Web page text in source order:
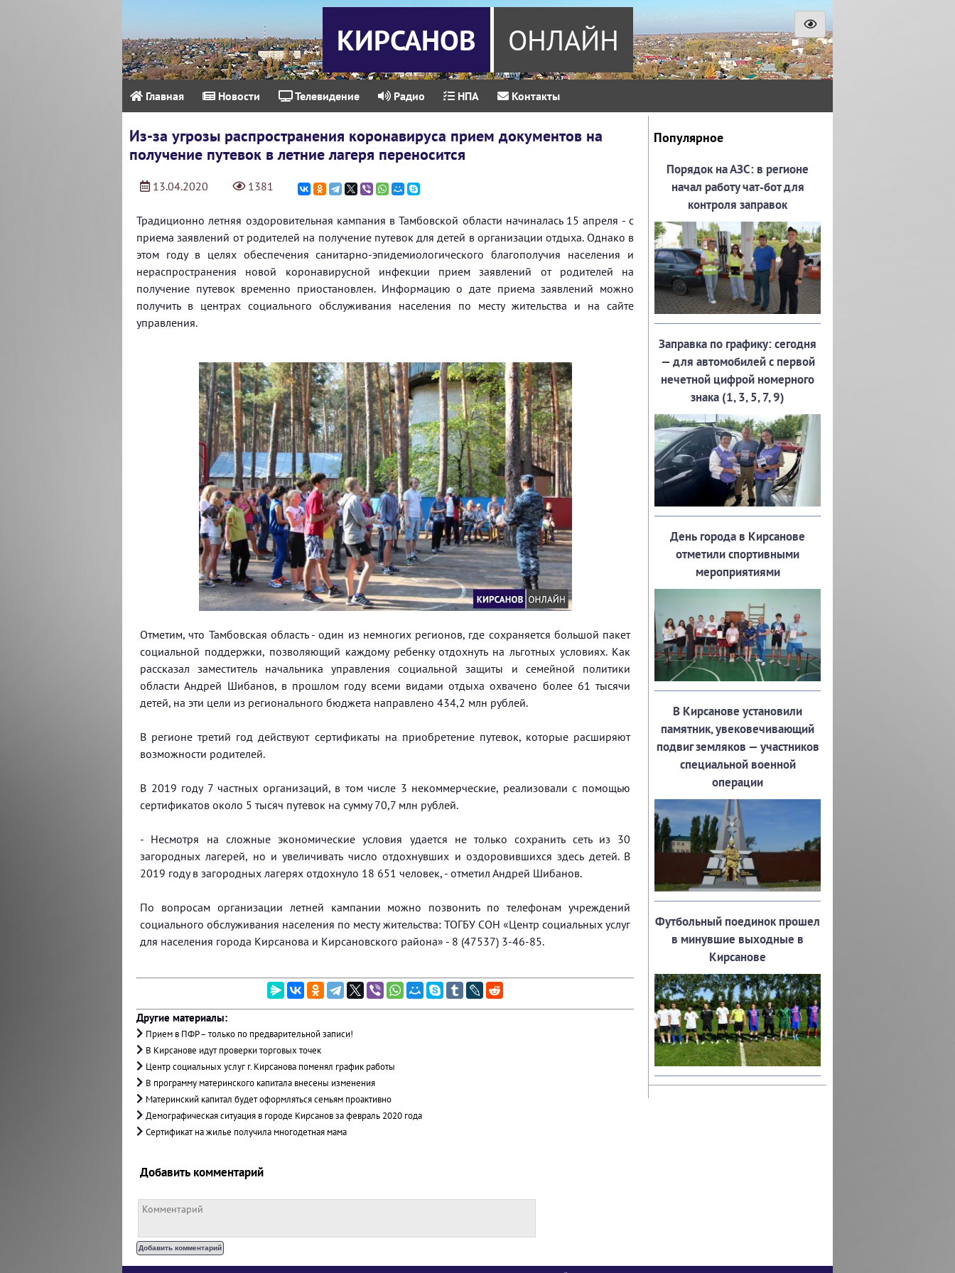
КИРСАНОВ ОНЛАЙН
Главная Новости Телевидение Радио НПА Контакты
Из-за угрозы распространения коронавируса прием документов на
получение путевок в летние лагеря переносится
13.04.2020 1381
Традиционно летняя оздоровительная кампания в Тамбовской области начиналась 15 апреля - с
приема заявлений от родителей на получение путевок для детей в организации отдыха. Однако в
этом году в целях обеспечения санитарно-эпидемиологического благополучия населения и
нераспространения новой коронавирусной инфекции прием заявлений от родителей на
получение путевок временно приостановлен. Информацию о дате приема заявлений можно
получить в центрах социального обслуживания населения по месту жительства и на сайте
управления.
Отметим, что Тамбовская область - один из немногих регионов, где сохраняется большой пакет
социальной поддержки, позволяющий каждому ребенку отдохнуть на льготных условиях. Как
рассказал заместитель начальника управления социальной защиты и семейной политики
области Андрей Шибанов, в прошлом году всеми видами отдыха охвачено более 61 тысячи
детей, на эти цели из регионального бюджета направлено 434,2 млн рублей.
В регионе третий год действуют сертификаты на приобретение путевок, которые расширяют
возможности родителей.
В 2019 году 7 частных организаций, в том числе 3 некоммерческие, реализовали с помощью
сертификатов около 5 тысяч путевок на сумму 70,7 млн рублей.
- Несмотря на сложные экономические условия удается не только сохранить сеть из 30
загородных лагерей, но и увеличивать число отдохнувших и оздоровившихся здесь детей. В
2019 году в загородных лагерях отдохнуло 18 651 человек, - отметил Андрей Шибанов.
По вопросам организации летней кампании можно позвонить по телефонам учреждений
социального обслуживания населения по месту жительства: ТОГБУ СОН «Центр социальных услуг
для населения города Кирсанова и Кирсановского района» - 8 (47537) 3-46-85.
Другие материалы:
Прием в ПФР – только по предварительной записи!
В Кирсанове идут проверки торговых точек
Центр социальных услуг г. Кирсанова поменял график работы
В программу материнского капитала внесены изменения
Материнский капитал будет оформляться семьям проактивно
Демографическая ситуация в городе Кирсанов за февраль 2020 года
Сертификат на жилье получила многодетная мама
Добавить комментарий
Популярное
Порядок на АЗС: в регионе
начал работу чат‑бот для
контроля заправок
Заправка по графику: сегодня
— для автомобилей с первой
нечетной цифрой номерного
знака (1, 3, 5, 7, 9)
День города в Кирсанове
отметили спортивными
мероприятиями
В Кирсанове установили
памятник, увековечивающий
подвиг земляков — участников
специальной военной
операции
Футбольный поединок прошел
в минувшие выходные в
Кирсанове